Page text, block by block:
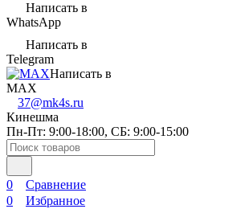
Написать в
WhatsApp
Написать в
Telegram
Написать в
MAX
37@mk4s.ru
Кинешма
Пн-Пт: 9:00-18:00, СБ: 9:00-15:00
0
Сравнение
0
Избранное